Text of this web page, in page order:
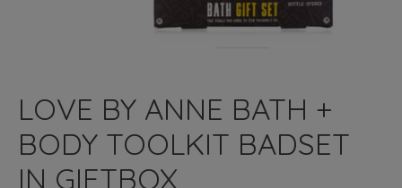
LOVE BY ANNE BATH +
BODY TOOLKIT BADSET
IN GIFTBOX